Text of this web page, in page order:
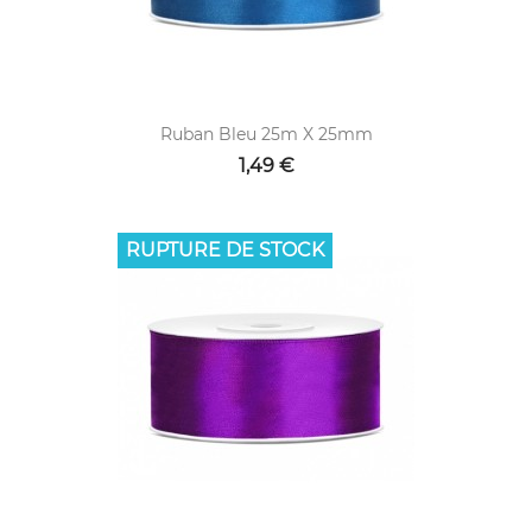
Ruban Bleu 25m X 25mm
1,49 €
RUPTURE DE STOCK